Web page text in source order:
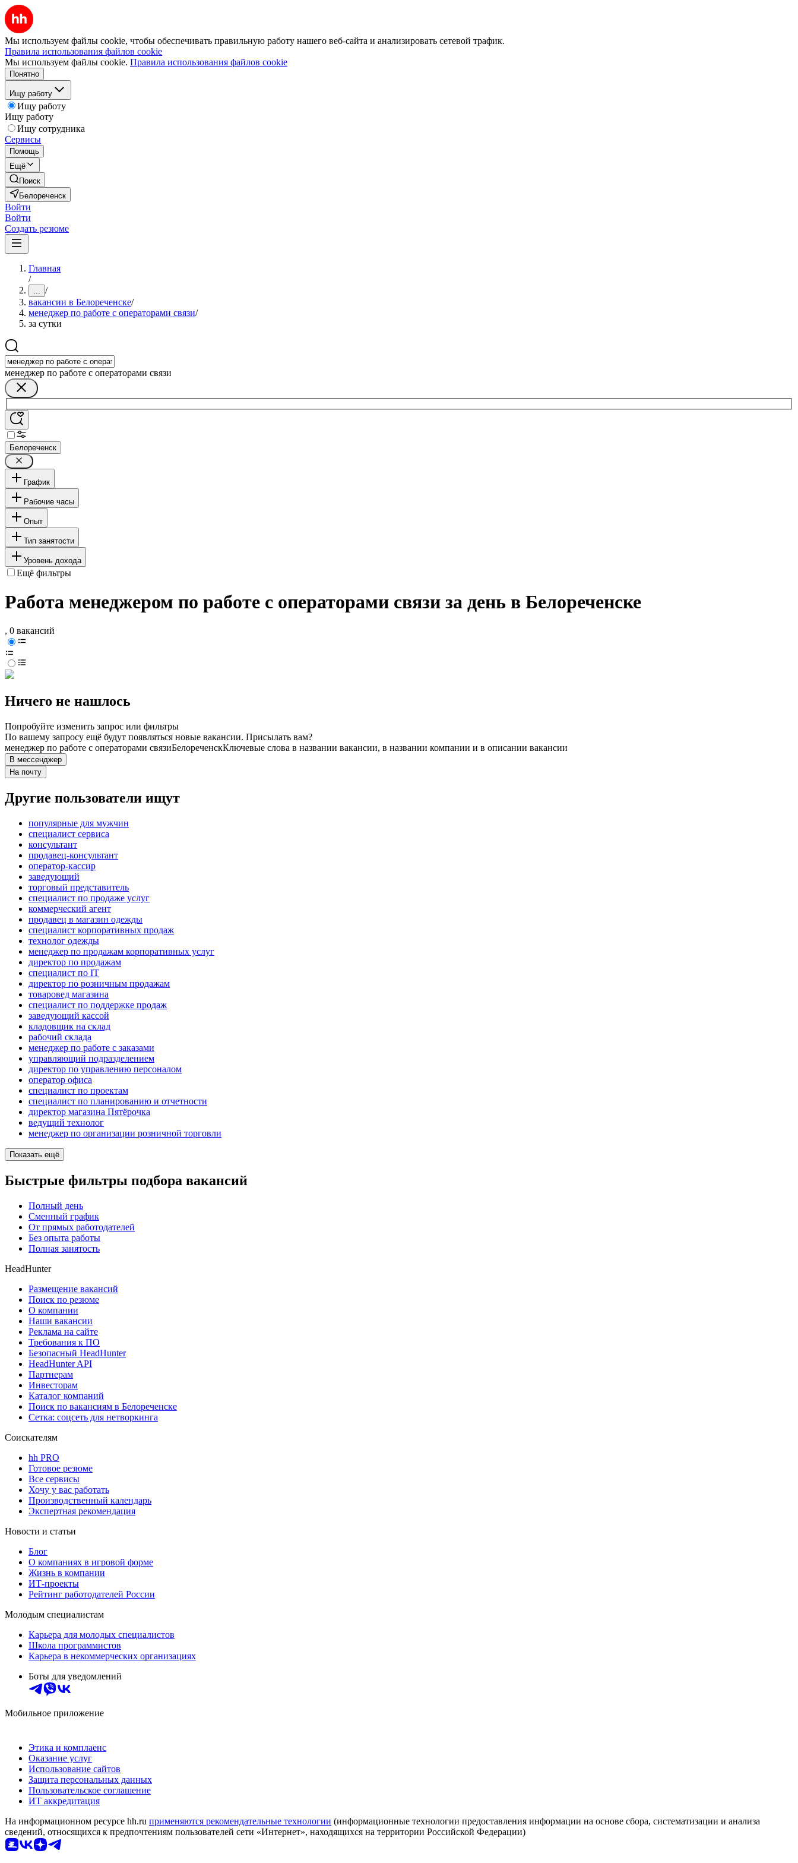
Мы используем файлы cookie, чтобы обеспечивать правильную работу нашего веб-сайта и анализировать сетевой трафик.
Правила использования файлов cookie
Мы используем файлы cookie. Правила использования файлов cookie
Понятно
Ищу работу
Ищу работу
Ищу работу
Ищу сотрудника
Сервисы
Помощь
Ещё
Поиск
Белореченск
Войти
Войти
Создать резюме
Главная
/
... /
вакансии в Белореченске/
менеджер по работе с операторами связи/
за сутки
менеджер по работе с операторами связи
Белореченск
График
Рабочие часы
Опыт
Тип занятости
Уровень дохода
Ещё фильтры
Работа менеджером по работе с операторами связи за день в Белореченске
, 0 вакансий
Ничего не нашлось
Попробуйте изменить запрос или фильтры
По вашему запросу ещё будут появляться новые вакансии. Присылать вам?
менеджер по работе с операторами связиБелореченскКлючевые слова в названии вакансии, в названии компании и в описании вакансии
В мессенджер
На почту
Другие пользователи ищут
популярные для мужчин
специалист сервиса
консультант
продавец-консультант
оператор-кассир
заведующий
торговый представитель
специалист по продаже услуг
коммерческий агент
продавец в магазин одежды
специалист корпоративных продаж
технолог одежды
менеджер по продажам корпоративных услуг
директор по продажам
специалист по IT
директор по розничным продажам
товаровед магазина
специалист по поддержке продаж
заведующий кассой
кладовщик на склад
рабочий склада
менеджер по работе с заказами
управляющий подразделением
директор по управлению персоналом
оператор офиса
специалист по проектам
специалист по планированию и отчетности
директор магазина Пятёрочка
ведущий технолог
менеджер по организации розничной торговли
Показать ещё
Быстрые фильтры подбора вакансий
Полный день
Сменный график
От прямых работодателей
Без опыта работы
Полная занятость
HeadHunter
Размещение вакансий
Поиск по резюме
О компании
Наши вакансии
Реклама на сайте
Требования к ПО
Безопасный HeadHunter
HeadHunter API
Партнерам
Инвесторам
Каталог компаний
Поиск по вакансиям в Белореченске
Сетка: соцсеть для нетворкинга
Соискателям
hh PRO
Готовое резюме
Все сервисы
Хочу у вас работать
Производственный календарь
Экспертная рекомендация
Новости и статьи
Блог
О компаниях в игровой форме
Жизнь в компании
ИТ-проекты
Рейтинг работодателей России
Молодым специалистам
Карьера для молодых специалистов
Школа программистов
Карьера в некоммерческих организациях
Боты для уведомлений
Мобильное приложение
Этика и комплаенс
Оказание услуг
Использование сайтов
Защита персональных данных
Пользовательское соглашение
ИТ аккредитация
На информационном ресурсе hh.ru применяются рекомендательные технологии (информационные технологии предоставления информации на основе сбора, систематизации и анализа
сведений, относящихся к предпочтениям пользователей сети «Интернет», находящихся на территории Российской Федерации)